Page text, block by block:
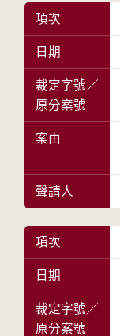
項次
日期
裁定字號／
原分案號
案由
聲請人
項次
日期
裁定字號／
原分案號